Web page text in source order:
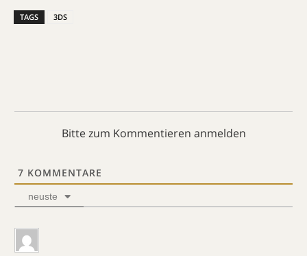
TAGS 3DS
Bitte zum Kommentieren anmelden
7 KOMMENTARE
neuste